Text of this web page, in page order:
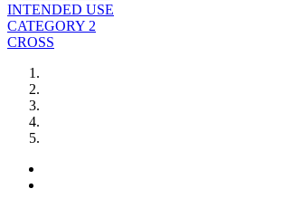
INTENDED USE
CATEGORY 2
CROSS